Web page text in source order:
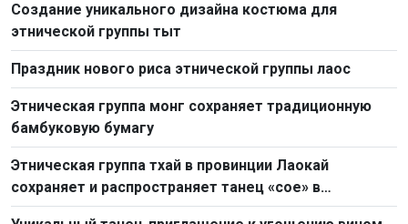
Создание уникального дизайна костюма для
этнической группы тыт
Праздник нового риса этнической группы лаос
Этническая группа монг сохраняет традиционную
бамбуковую бумагу
Этническая группа тхай в провинции Лаокай
сохраняет и распространяет танец «сое» в
современной жизни